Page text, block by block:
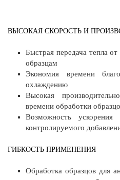
ВЫСОКАЯ СКОРОСТЬ И
Быстрая передача тепла
образцам
Экономия времени
охлаждению
Высокая
времени обработки
Возможность
контролируемого
ГИБКОСТЬ ПРИМЕНЕНИЯ
Обработка образцов для